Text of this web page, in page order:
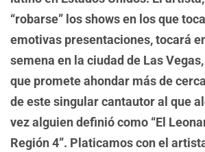
“robarse” los shows en los que
emotivas presentaciones, tocará
semena en la ciudad de Las
que promete ahondar más de
de este singular cantautor al que
vez alguien definió como “El
Región 4”. Platicamos con el